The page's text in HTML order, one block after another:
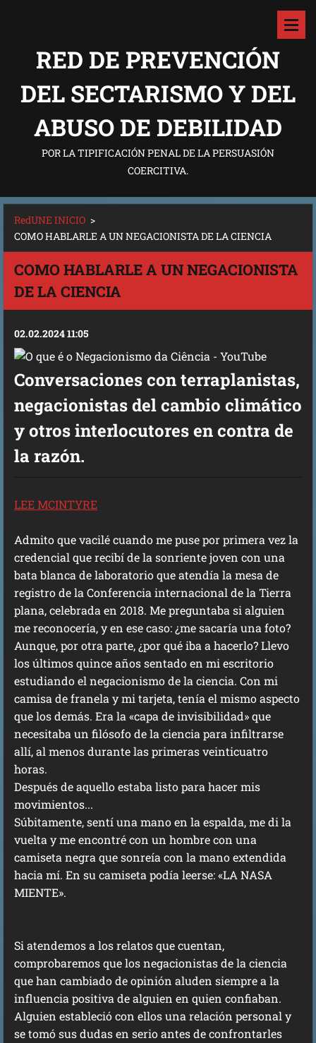
RED DE PREVENCIÓN
DEL SECTARISMO Y DEL
ABUSO DE DEBILIDAD
POR LA TIPIFICACIÓN PENAL DE LA PERSUASIÓN
COERCITIVA.
RedUNE INICIO >
COMO HABLARLE A UN NEGACIONISTA DE LA CIENCIA
COMO HABLARLE A UN NEGACIONISTA
DE LA CIENCIA
02.02.2024 11:05
Conversaciones con terraplanistas,
negacionistas del cambio climático
y otros interlocutores en contra de
la razón.
LEE MCINTYRE
Admito que vacilé cuando me puse por primera vez la
credencial que recibí de la sonriente joven con una
bata blanca de laboratorio que atendía la mesa de
registro de la Conferencia internacional de la Tierra
plana, celebrada en 2018. Me preguntaba si alguien
me reconocería, y en ese caso: ¿me sacaría una foto?
Aunque, por otra parte, ¿por qué iba a hacerlo? Llevo
los últimos quince años sentado en mi escritorio
estudiando el negacionismo de la ciencia. Con mi
camisa de franela y mi tarjeta, tenía el mismo aspecto
que los demás. Era la «capa de invisibilidad» que
necesitaba un filósofo de la ciencia para infiltrarse
allí, al menos durante las primeras veinticuatro
horas.
Después de aquello estaba listo para hacer mis
movimientos...
Súbitamente, sentí una mano en la espalda, me di la
vuelta y me encontré con un hombre con una
camiseta negra que sonreía con la mano extendida
hacia mí. En su camiseta podía leerse: «LA NASA
MIENTE».
Si atendemos a los relatos que cuentan,
comprobaremos que los negacionistas de la ciencia
que han cambiado de opinión aluden siempre a la
influencia positiva de alguien en quien confiaban.
Alguien estableció con ellos una relación personal y
se tomó sus dudas en serio antes de confrontarles